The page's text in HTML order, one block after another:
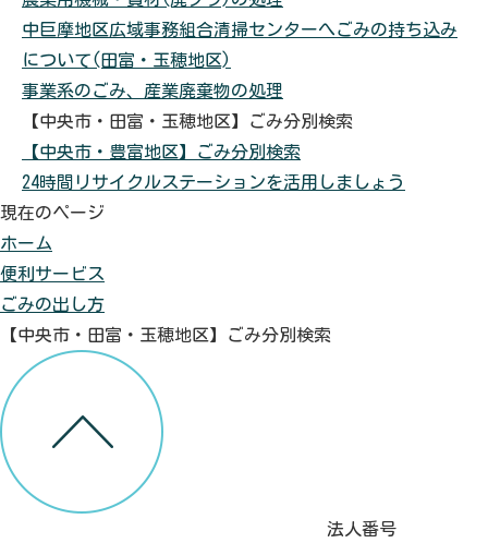
中巨摩地区広域事務組合清掃センターへごみの持ち込み
について(田富・玉穂地区)
事業系のごみ、産業廃棄物の処理
【中央市・田富・玉穂地区】ごみ分別検索
【中央市・豊富地区】ごみ分別検索
24時間リサイクルステーションを活用しましょう
現在のページ
ホーム
便利サービス
ごみの出し方
【中央市・田富・玉穂地区】ごみ分別検索
法人番号